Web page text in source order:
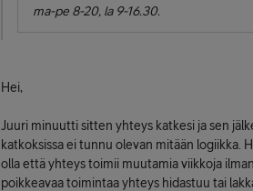
ma-pe 8-20, la 9-16.30.
Hei,
Juuri minuutti sitten yhteys katkesi ja sen
katkoksissa ei tunnu olevan mitään logiikka.
olla että yhteys toimii muutamia viikkoja
poikkeavaa toimintaa yhteys hidastuu tai